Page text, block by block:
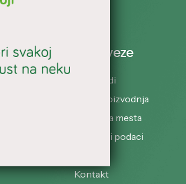
godina
Brze veze
Proizvodi
Naša proizvodnja
Prodajna mesta
Poslovni podaci
Kontakt